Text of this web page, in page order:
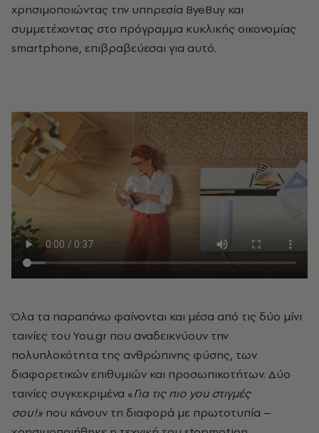
χρησιμοποιώντας την υπηρεσία ByeBuy και
συμμετέχοντας στο πρόγραμμα κυκλικής οικονομίας
smartphone, επιβραβεύεσαι για αυτό.
Όλα τα παραπάνω φαίνονται και μέσα από τις δύο μίνι
ταινίες του You.gr που αναδεικνύουν την
πολυπλοκότητα της ανθρώπινης φύσης, των
διαφορετικών επιθυμιών και προσωπικοτήτων. Δύο
ταινίες συγκεκριμένα «Για τις πιο you στιγμές
σου!» που κάνουν τη διαφορά με πρωτοτυπία –